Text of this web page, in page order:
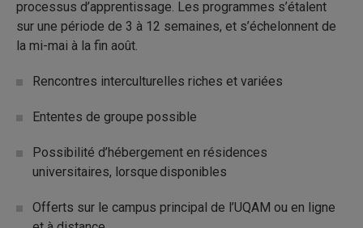
processus d’apprentissage. Les programmes s’étalent
sur une période de 3 à 12 semaines, et s’échelonnent de
la mi-mai à la fin août.
Rencontres interculturelles riches et variées
Ententes de groupe possible
Possibilité d’hébergement en résidences
universitaires, lorsque disponibles
Offerts sur le campus principal de l’UQAM ou en ligne